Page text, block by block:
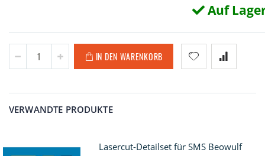
Auf
IN DEN WARENKORB
VERWANDTE PRODUKTE
Lasercut-Detailset für SMS Beowulf